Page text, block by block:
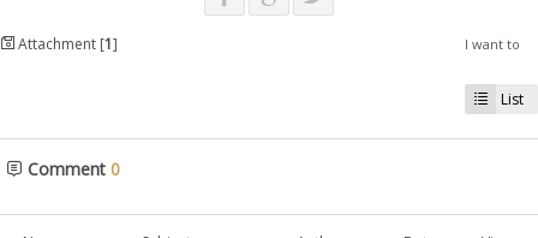
Attachment [1] I want to
List
Comment 0